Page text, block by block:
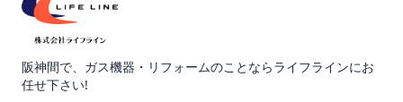
阪神間で、ガス機器・リフォームのことならライフラインにお
任せ下さい!